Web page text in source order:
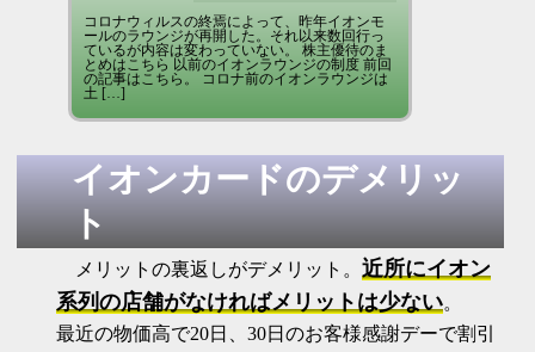
コロナウィルスの終焉によって、昨年イオンモ
ールのラウンジが再開した。それ以来数回行っ
ているが内容は変わっていない。 株主優待のま
とめはこちら 以前のイオンラウンジの制度 前回
の記事はこちら。 コロナ前のイオンラウンジは
土 […]
イオンカードのデメリッ
ト
メリットの裏返しがデメリット。 近所にイオン
系列の店舗がなければメリットは少ない。
最近の物価高で20日、30日のお客様感謝デーで割引